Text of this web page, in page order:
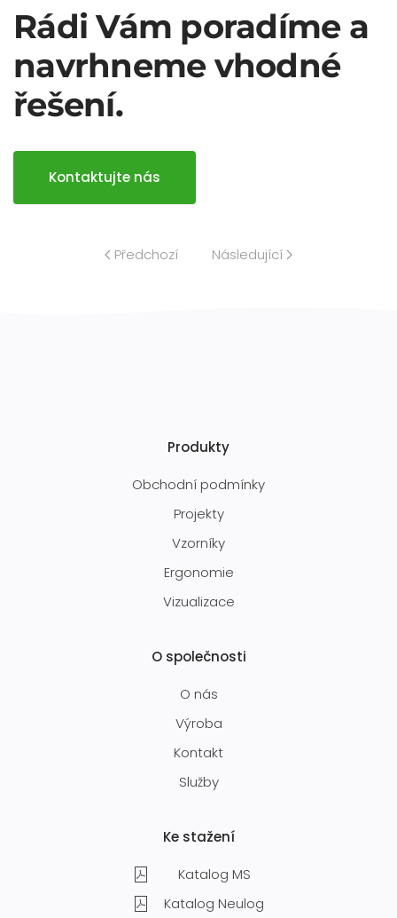
Rádi Vám poradíme a
navrhneme vhodné
řešení.
Kontaktujte nás
Předchozí Následující
Produkty
Obchodní podmínky
Projekty
Vzorníky
Ergonomie
Vizualizace
O společnosti
O nás
Výroba
Kontakt
Služby
Ke stažení
Katalog MS
Katalog Neulog